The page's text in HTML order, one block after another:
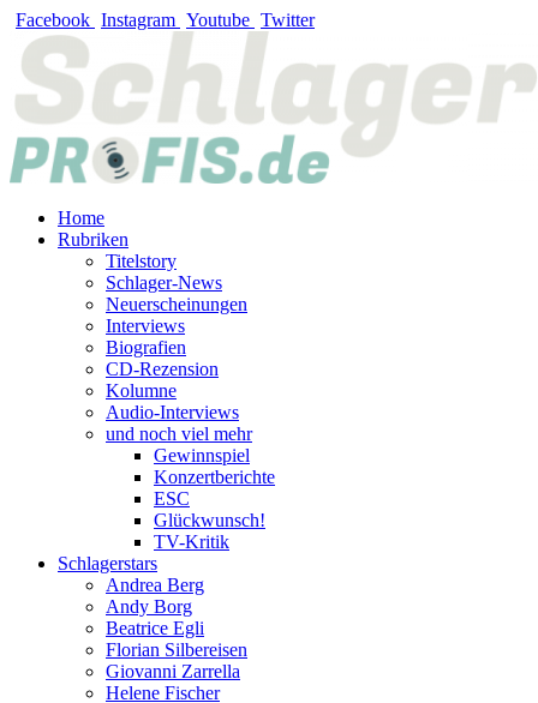
Zum
Inhalt
springen
Facebook Instagram Youtube Twitter
Home
Rubriken
Titelstory
Schlager-News
Neuerscheinungen
Interviews
Biografien
CD-Rezension
Kolumne
Audio-Interviews
und noch viel mehr
Gewinnspiel
Konzertberichte
ESC
Glückwunsch!
TV-Kritik
Schlagerstars
Andrea Berg
Andy Borg
Beatrice Egli
Florian Silbereisen
Giovanni Zarrella
Helene Fischer